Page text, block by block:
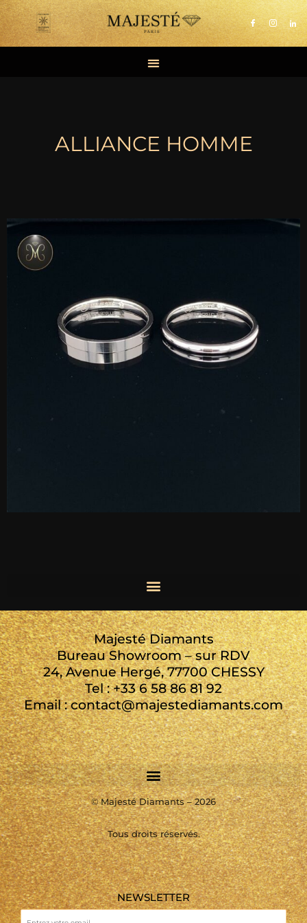
Aller
au
contenu
ALLIANCE HOMME
Majesté Diamants
Bureau Showroom – sur RDV
24, Avenue Hergé, 77700 CHESSY
Tel : +33 6 58 86 81 92
Email : contact@majestediamants.com
©Majesté Diamants – 2026
Tous droits réservés.
NEWSLETTER